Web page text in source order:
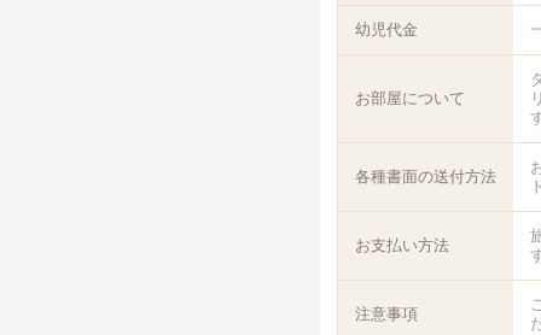
幼児代金
お部屋について
各種書面の送付方法
お支払い方法
注意事項